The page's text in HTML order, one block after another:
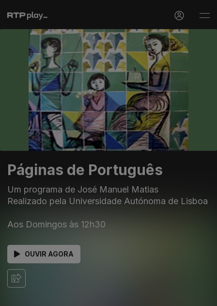
Páginas de Português
Um programa de José Manuel Matias
Realizado pela Universidade Autónoma de Lisboa
Aos Domingos às 12h30
OUVIR AGORA